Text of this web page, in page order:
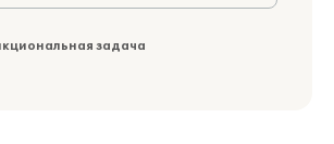
задача